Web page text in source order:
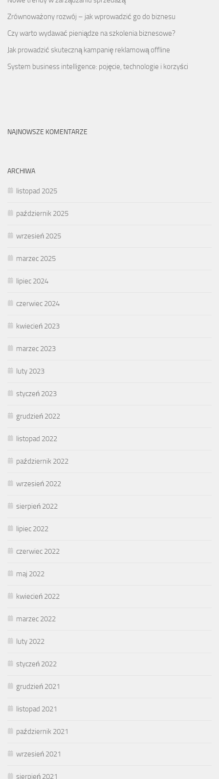
Zrównoważony rozwój – jak wprowadzić go do biznesu
Czy warto wydawać pieniądze na szkolenia biznesowe?
Jak prowadzić skuteczną kampanię reklamową offline
System business intelligence: pojęcie, technologie i korzyści
NAJNOWSZE KOMENTARZE
ARCHIWA
listopad 2025
październik 2025
wrzesień 2025
marzec 2025
lipiec 2024
czerwiec 2024
kwiecień 2023
marzec 2023
luty 2023
styczeń 2023
grudzień 2022
listopad 2022
październik 2022
wrzesień 2022
sierpień 2022
lipiec 2022
czerwiec 2022
maj 2022
kwiecień 2022
marzec 2022
luty 2022
styczeń 2022
grudzień 2021
listopad 2021
październik 2021
wrzesień 2021
sierpień 2021